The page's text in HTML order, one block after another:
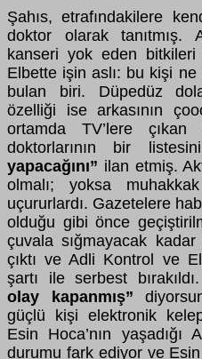
Şahıs, etrafındakilere
doktor olarak tanıtmış.
kanseri yok eden
Elbette işin aslı: bu kişi
bulan biri. Düpedüz
özelliği ise arkasının
ortamda TV’lere
doktorlarının bir
yapacağını” ilan etmiş.
olmalı; yoksa
uçururlardı. Gazetelere
olduğu gibi önce
çuvala sığmayacak
çıktı ve Adli Kontrol ve
şartı ile serbest
olay kapanmış”
güçlü kişi elektronik
Esin Hoca’nın yaşadığı
durumu fark ediyor ve